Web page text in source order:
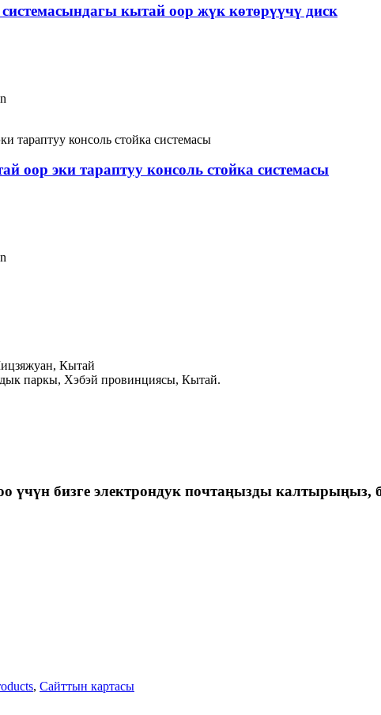
кытай оор жүк көтөрүүчү диск
оор эки тараптуу консоль стойка системасы
Кытай
паркы, Хэбэй провинциясы, Кытай.
үчүн бизге электрондук почтаңызды
, Сайттын картасы